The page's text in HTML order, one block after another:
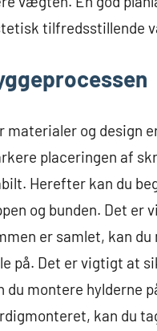
tilfredsstillende
materialer og design
placeringen af
Herefter kan du
og bunden. Det er
er samlet, kan
på. Det er vigtigt at
du montere hylderne
kan du